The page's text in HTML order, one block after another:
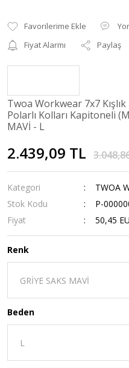
Fiyat Alarmı
Paylaş
Twoa Workwear 7x7
Polarlı Kolları Kapitoneli
MAVİ - L
2.439,09 TL
Kategori
TWOA
Stok Kodu
P-
Fiyat
50,45
Renk
Beden